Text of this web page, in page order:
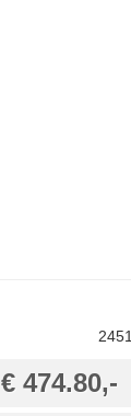
2451
€ 474.80,-